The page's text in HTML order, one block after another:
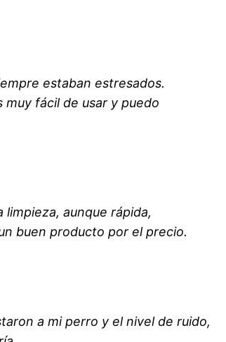
estaban estresados.
muy fácil de usar y puedo
aunque rápida,
buen producto por el precio.
a mi perro y el nivel de ruido,